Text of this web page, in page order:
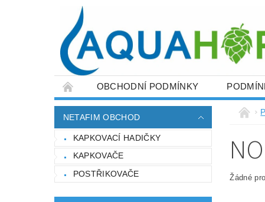
OBCHODNÍ PODMÍNKY
ZÁVLAHOVÉ SYSTÉMY FILTRY A
FITINKY PRO NAPOJENÍ PE POTRUBÍ
ZEMĚDĚLSKÉ POTŘEBY NAPIŠTE
NETAFIM OBCHOD
KAPKOVACÍ HADIČKY
KAPKOVAČE
POSTŘIKOVAČE
Žádné